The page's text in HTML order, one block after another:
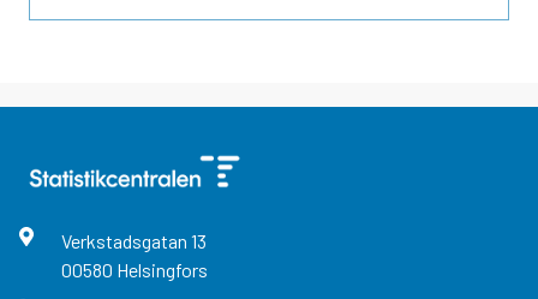
Verkstadsgatan 13
00580 Helsingfors